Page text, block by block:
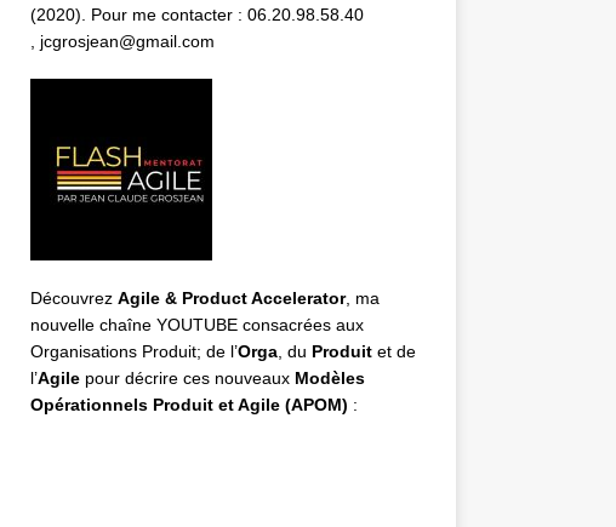
(2020). Pour me contacter : 06.20.98.58.40
jcgrosjean@gmail.com
Découvrez Agile & Product Accelerator, ma
nouvelle chaîne YOUTUBE consacrées aux
Organisations Produit; de l’Orga, du Produitet de
l’Agilepour décrire ces nouveaux Modèles
Opérationnels Produit et Agile (APOM) :